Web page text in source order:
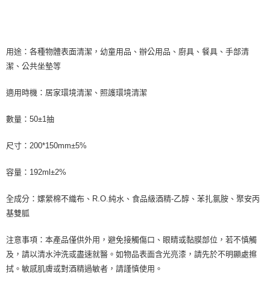
恩沛科技股份有限公司將有權停止該用戶之使用額度並採取法律行動。
用途：各種物體表面清潔，幼童用品、辦公用品、廚具、餐具、手部清
潔、公共坐墊等
適用時機：居家環境清潔、照護環境清潔
數量：50±1抽
尺寸：200*150mm±5%
容量：192ml±2%
全成分：嫘縈棉不織布、R.O.純水、食品級酒精-乙醇、苯扎氯胺、聚安丙
基雙胍
注意事項：本產品僅供外用，避免接觸傷口、眼睛或黏膜部位，若不慎觸
及，請以清水沖洗或盡速就醫。如物品表面含光亮漆，請先於不明顯處擦
拭。敏感肌膚或對酒精過敏者，請謹慎使用。